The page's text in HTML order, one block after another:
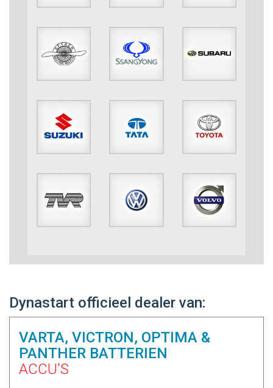
Dynastart officieel dealer van:
VARTA, VICTRON, OPTIMA &
PANTHER BATTERIEN
ACCU'S